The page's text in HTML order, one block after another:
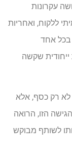
עקרונות
ללקוח, ואחריות
בכל אחד
ייחודית שקשה
לא רק כסף, אלא
הזו, הרואה
לשותף מבוקש